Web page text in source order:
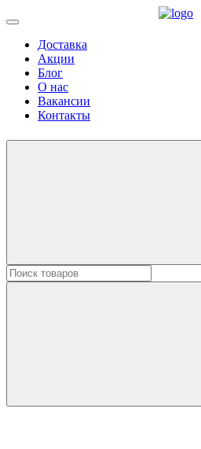
Доставка
Акции
Блог
О нас
Вакансии
Контакты
Искать: